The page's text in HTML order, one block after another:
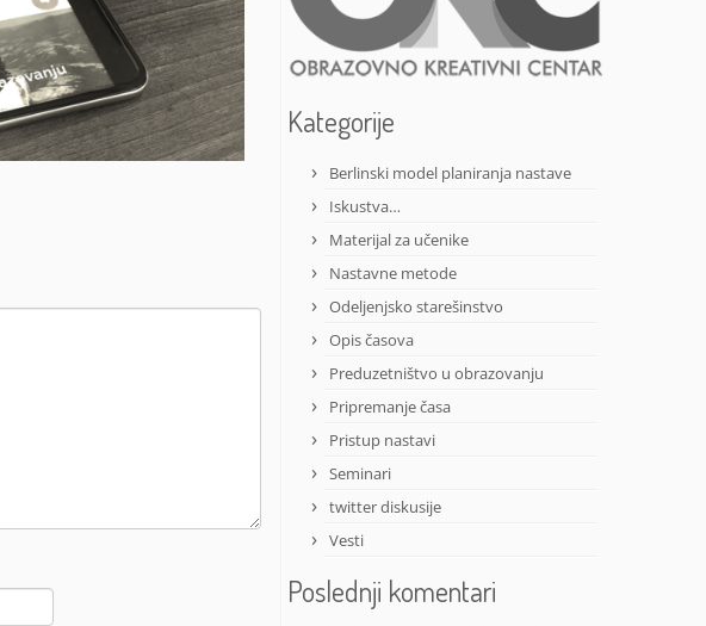
Kategorije
Berlinski model planiranja nastave
Iskustva…
Materijal za učenike
Nastavne metode
Odeljenjsko starešinstvo
Opis časova
Preduzetništvo u obrazovanju
Pripremanje časa
Pristup nastavi
Seminari
twitter diskusije
Vesti
Poslednji komentari